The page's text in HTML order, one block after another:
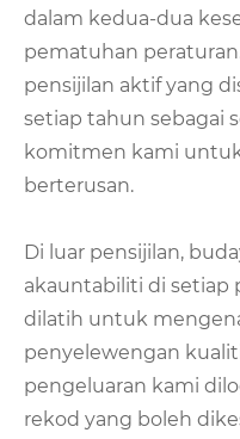
dalam kedua-dua
pematuhan
pensijilan aktif yang
setiap tahun sebagai
komitmen kami
berterusan.
Di luar pensijilan,
akauntabiliti di setiap
dilatih untuk
penyelewengan
pengeluaran kami
rekod yang boleh